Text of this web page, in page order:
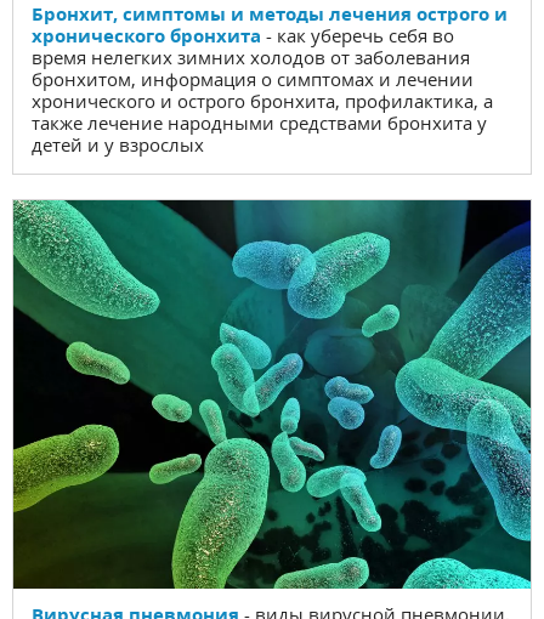
Бронхит, симптомы и методы лечения острого и
хронического бронхита - как уберечь себя во
время нелегких зимних холодов от заболевания
бронхитом, информация о симптомах и лечении
хронического и острого бронхита, профилактика, а
также лечение народными средствами бронхита у
детей и у взрослых
Вирусная пневмония - виды вирусной пневмонии,